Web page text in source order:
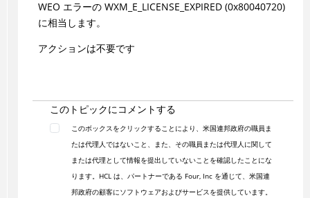
WEO エラーの WXM_E_LICENSE_EXPIRED (0x80040720)
に相当します。
アクションは不要です
このトピックにコメントする
このボックスをクリックすることにより、米国連邦政府の職員ま
たは代理人ではないこと、また、その職員または代理人に関して
または代理として情報を提出していないことを確認したことにな
ります。HCL は、パートナーである Four, Inc を通じて、米国連
邦政府の顧客にソフトウェアおよびサービスを提供しています。